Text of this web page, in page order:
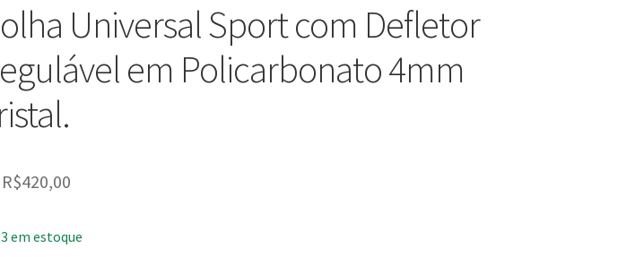
Universal Sport com Defletor
em Policarbonato 4mm
R$420,00
3 em estoque